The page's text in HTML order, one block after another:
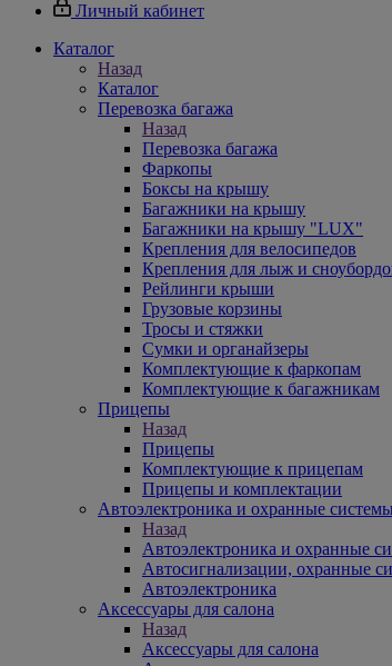
Личный кабинет
Каталог
Назад
Каталог
Перевозка багажа
Назад
Перевозка багажа
Фаркопы
Боксы на крышу
Багажники на крышу
Багажники на крышу "LUX"
Крепления для велосипедов
Крепления для лыж и
Рейлинги крыши
Грузовые корзины
Тросы и стяжки
Сумки и органайзеры
Комплектующие к фаркопам
Комплектующие к багажникам
Прицепы
Назад
Прицепы
Комплектующие к прицепам
Прицепы и комплектации
Автоэлектроника и охранные системы
Назад
Автоэлектроника и охранные
Автосигнализации, охранные
Автоэлектроника
Аксессуары для салона
Назад
Аксессуары для салона